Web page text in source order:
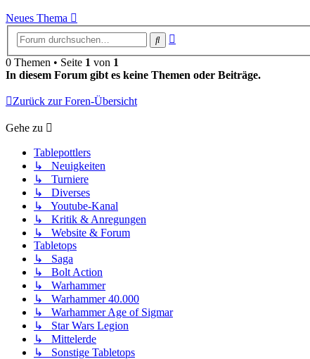
Neues Thema
Suche
0 Themen • Seite 1 von 1
In diesem Forum gibt es keine Themen oder Beiträge.
Zurück zur Foren-Übersicht
Gehe zu
Tablepottlers
↳ Neuigkeiten
↳ Turniere
↳ Diverses
↳ Youtube-Kanal
↳ Kritik & Anregungen
↳ Website & Forum
Tabletops
↳ Saga
↳ Bolt Action
↳ Warhammer
↳ Warhammer 40.000
↳ Warhammer Age of Sigmar
↳ Star Wars Legion
↳ Mittelerde
↳ Sonstige Tabletops